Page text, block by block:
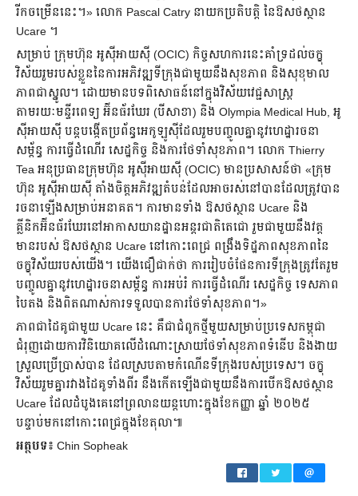
រីកចម្រើននេះ។» លោក Pascal Catry នាយកប្រតិបត្តិ នៃឱសថស្ថាន
Ucare ។
សម្រាប់ ក្រុមហ៊ុន អូស៊ីអាយស៊ី (OCIC) កិច្ចសហការនេះគាំទ្រដល់ចក្ខុ
វិស័យរួមរបស់ខ្លួននៃការអភិវឌ្ឍទីក្រុងជាមួយនឹងសុខភាព និងសុខុមាល
ភាពជាស្នូល។ ដោយមានបទពិសោធន៍នៅក្នុងវិស័យវេជ្ជសាស្រ្ត
តាមរយៈមន្ទីរពេទ្យ អ៊ីនធ័រឃែរ (បីសាខា) និង Olympia Medical Hub, អូ
ស៊ីអាយស៊ី បន្តបង្កើតប្រព័ន្ធអេកូឡូស៊ីដែលរួមបញ្ចូលគ្នានូវហេដ្ឋារចនា
សម្ព័ន្ធ ការធ្វើដំណើរ សេដ្ឋកិច្ច និងការថែទាំសុខភាព។ លោក Thierry
Tea អនុប្រធានក្រុមហ៊ុន អូស៊ីអាយស៊ី (OCIC) មានប្រសាសន៍ថា «ក្រុម
ហ៊ុន អូស៊ីអាយស៊ី តាំងចិត្តអភិវឌ្ឍតំបន់ដែលអាចរស់នៅបានដែលត្រូវបាន
រចនាឡើងសម្រាប់អនាគត។ ការមានទាំង ឱសថស្ថាន Ucare និង
គ្លីនិកអ៊ីនធ័រឃែរនៅអាកាសយានដ្ឋានអន្តរជាតិតេជោ រួមជាមួយនឹងវត្ត
មានរបស់ ឱសថស្ថាន Ucare នៅកោះពេជ្រ ពង្រឹងទិដ្ឋភាពសុខភាពនៃ
ចក្ខុវិស័យរបស់យើង។ យើងជឿជាក់ថា ការរៀបចំផែនការទីក្រុងត្រូវតែរួម
បញ្ចូលគ្នានូវហេដ្ឋារចនាសម្ព័ន្ធ ការអប់រំ ការធ្វើដំណើរ សេដ្ឋកិច្ច ទេសភាព
បៃតង និងពិតណាស់ការទទួលបានការថែទាំសុខភាព។»
ភាពជាដៃគូជាមួយ Ucare នេះ គឺជាជំពូកថ្មីមួយសម្រាប់ប្រទេសកម្ពុជា
ជំរុញដោយការវិនិយោគលើដំណោះស្រាយថែទាំសុខភាពទំនើប និងងាយ
ស្រួលប្រើប្រាស់បាន ដែលស្របតាមកំណើនទីក្រុងរបស់ប្រទេស។ ចក្ខុ
វិស័យរួមគ្នារវាងដៃគូទាំងពីរ នឹងកើតឡើងជាមួយនឹងការបើកឱសថស្ថាន
Ucare ដែលដំបូងគេនៅព្រលានយន្តហោះក្នុងខែកញ្ញា ឆ្នាំ ២០២៥
បន្ទាប់មកនៅកោះពេជ្រក្នុងខែតុលា៕
អត្ថបទ៖ Chin Sopheak